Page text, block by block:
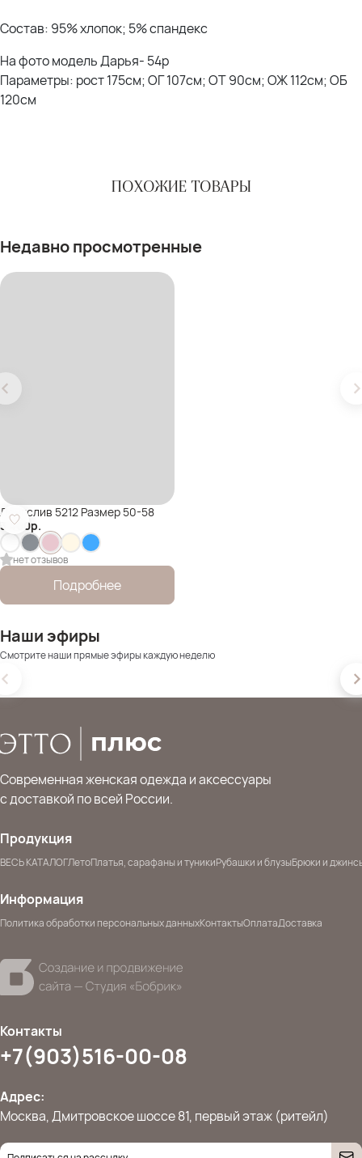
Состав: 95% хлопок; 5% спандекс
На фото модель Дарья- 54р
Параметры: рост 175см; ОГ 107см; ОТ 90см; ОЖ 112см; ОБ
120см
ПОХОЖИЕ ТОВАРЫ
Недавно просмотренные
Лонгслив 5212 Размер 50-58
3 400р.
нет отзывов
Подробнее
Наши эфиры
Смотрите наши прямые эфиры каждую неделю
Современная женская одежда и аксессуары
с доставкой по всей России.
Продукция
ВЕСЬ КАТАЛОГЛетоПлатья, сарафаны и туникиРубашки и блузыБрюки и
Информация
Политика обработки персональных данныхКонтактыОплатаДоставка
Контакты
+7(903)516-00-08
Адрес:
Москва, Дмитровское шоссе 81, первый этаж (ритейл)